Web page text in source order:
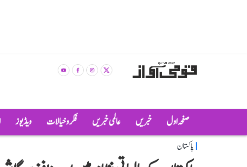
صفحہ اول خبریں عالمی خبریں فکر و خیالات ویڈیوز
پاکستان